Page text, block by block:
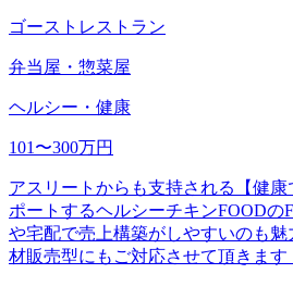
ゴーストレストラン
弁当屋・惣菜屋
ヘルシー・健康
101〜300万円
アスリートからも支持される【健
ポートするヘルシーチキンFOODの
や宅配で売上構築がしやすいのも
材販売型にもご対応させて頂きます